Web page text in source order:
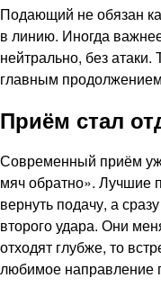
Подающий не обязан
в линию. Иногда
нейтрально, без
главным
Приём стал
Современный приём
мяч обратно». Лучшие
вернуть подачу, а
второго удара. Они
отходят глубже, то
любимое направление